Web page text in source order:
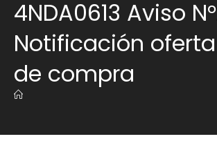
4NDA0613 Aviso
Notificación
de compra